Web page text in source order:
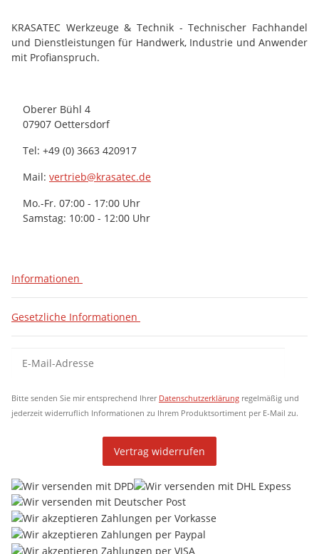
KRASATEC Werkzeuge & Technik - Technischer Fachhandel
und Dienstleistungen für Handwerk, Industrie und Anwender
mit Profianspruch.
Oberer Bühl 4
07907 Oettersdorf
Tel: +49 (0) 3663 420917
Mail: vertrieb@krasatec.de
Mo.-Fr. 07:00 - 17:00 Uhr
Samstag: 10:00 - 12:00 Uhr
Informationen
Gesetzliche Informationen
Newsletter Abonnieren
Bitte senden Sie mir entsprechend Ihrer Datenschutzerklärung regelmäßig und
jederzeit widerruflich Informationen zu Ihrem Produktsortiment per E-Mail zu.
Vertrag widerrufen